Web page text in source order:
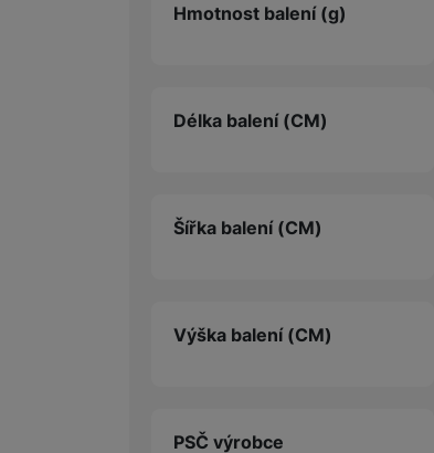
Hmotnost balení (g)
Délka balení (CM)
Šířka balení (CM)
Výška balení (CM)
PSČ výrobce